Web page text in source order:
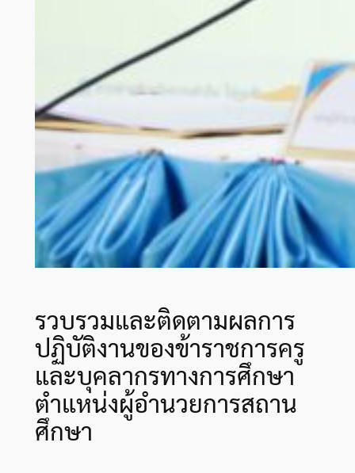
รวบรวมและติดตามผลการ
ปฏิบัติงานของข้าราชการครู
และบุคลากรทางการศึกษา
ตำแหน่งผู้อำนวยการสถาน
ศึกษา